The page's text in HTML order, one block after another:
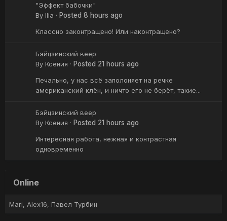
"Эффект бабочки"
By Ilia · Posted 8 hours ago
Классно законтращено! Или наконтращено?
Бэйцзинский веер
By Ксения · Posted 21 hours ago
Печально, у нас всё заполоняет на речке
американский клён, и ничто его не берёт, такие...
Бэйцзинский веер
By Ксения · Posted 21 hours ago
Интересная работа, нежная и контрастная
одновременно
Online
Mari Alex16 Павел Турбин